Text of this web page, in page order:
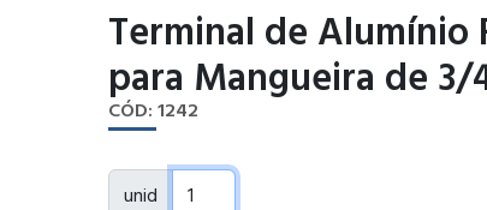
Terminal de Alumínio
para Mangueira de 3/
CÓD: 1242
unid